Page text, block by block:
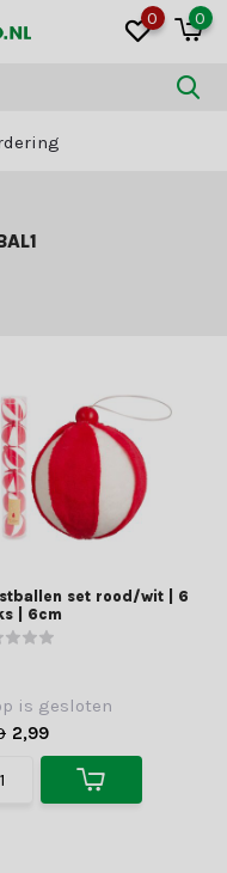
0 0
set rood/wit | 6
| 6cm
is gesloten
2,99